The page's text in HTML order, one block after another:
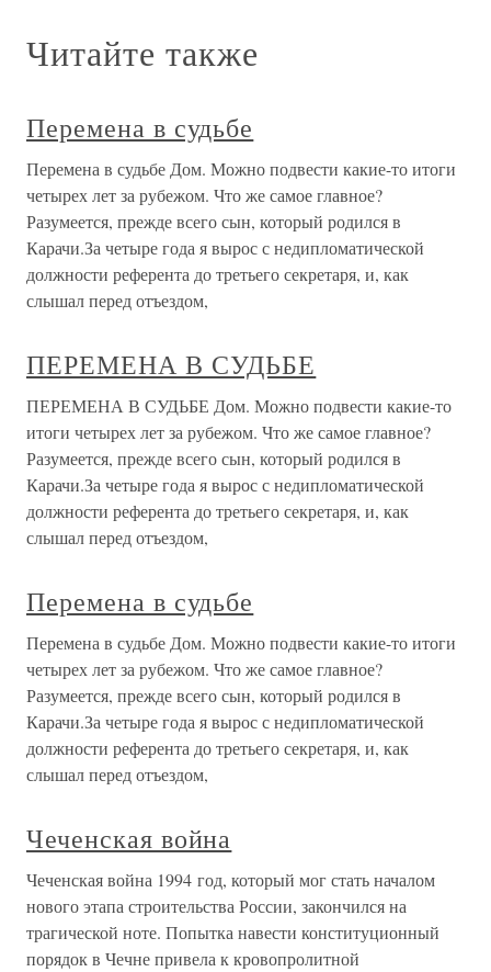
Читайте также
Перемена в судьбе
Перемена в судьбе Дом. Можно подвести какие-то итоги
четырех лет за рубежом. Что же самое главное?
Разумеется, прежде всего сын, который родился в
Карачи.За четыре года я вырос с недипломатической
должности референта до третьего секретаря, и, как
слышал перед отъездом,
ПЕРЕМЕНА В СУДЬБЕ
ПЕРЕМЕНА В СУДЬБЕ Дом. Можно подвести какие-то
итоги четырех лет за рубежом. Что же самое главное?
Разумеется, прежде всего сын, который родился в
Карачи.За четыре года я вырос с недипломатической
должности референта до третьего секретаря, и, как
слышал перед отъездом,
Перемена в судьбе
Перемена в судьбе Дом. Можно подвести какие-то итоги
четырех лет за рубежом. Что же самое главное?
Разумеется, прежде всего сын, который родился в
Карачи.За четыре года я вырос с недипломатической
должности референта до третьего секретаря, и, как
слышал перед отъездом,
Чеченская война
Чеченская война 1994 год, который мог стать началом
нового этапа строительства России, закончился на
трагической ноте. Попытка навести конституционный
порядок в Чечне привела к кровопролитной